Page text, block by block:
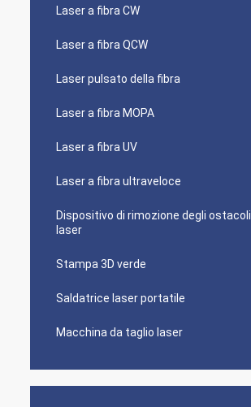
Laser a fibra CW
Laser a fibra QCW
Laser pulsato della fibra
Laser a fibra MOPA
Laser a fibra UV
Laser a fibra ultraveloce
Dispositivo di rimozione degli ostacoli
laser
Stampa 3D verde
Saldatrice laser portatile
Macchina da taglio laser